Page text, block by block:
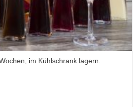
im Kühlschrank lagern.